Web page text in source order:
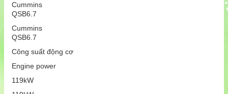
Cummins
QSB6.7
Cummins
QSB6.7
Công suất động cơ
Engine power
119kW